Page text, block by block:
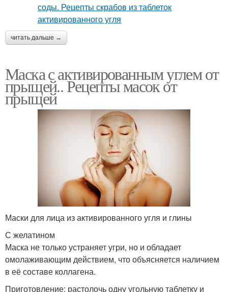
читать дальше →
Маска с активированным углем от
прыщей.. Рецепты масок от
прыщей
Маски для лица из активированного угля и глины
С желатином
Маска не только устраняет угри, но и обладает
омолаживающим действием, что объясняется наличием
в её составе коллагена.
Приготовление: растолочь одну угольную таблетку и